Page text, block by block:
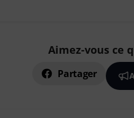
Aimez-vous ce
Partager